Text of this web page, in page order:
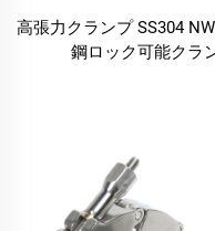
高張力クランプ SS304
鋼ロック可能クラ